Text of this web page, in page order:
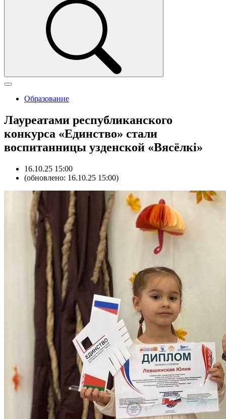
Образование
Лауреатами республиканского
конкурса «Единство» стали
воспитанницы узденской «Вясёлкі»
16.10.25 15:00
(обновлено: 16.10.25 15:00)